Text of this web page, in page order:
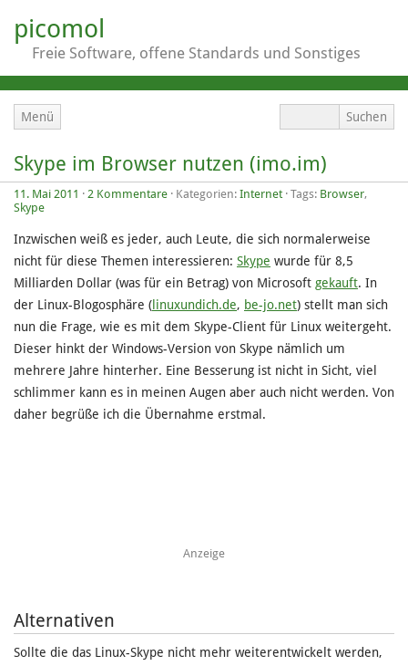
picomol
Freie Software, offene Standards und Sonstiges
Menü
Skype im Browser nutzen (imo.im)
11. Mai 2011 · 2 Kommentare · Kategorien: Internet· Tags: Browser,
Skype
Inzwischen weiß es jeder, auch Leute, die sich normalerweise
nicht für diese Themen interessieren: Skype wurde für 8,5
Milliarden Dollar (was für ein Betrag) von Microsoft gekauft. In
der Linux-Blogosphäre ( linuxundich.de, be-jo.net) stellt man sich
nun die Frage, wie es mit dem Skype-Client für Linux weitergeht.
Dieser hinkt der Windows-Version von Skype nämlich um
mehrere Jahre hinterher. Eine Besserung ist nicht in Sicht, viel
schlimmer kann es in meinen Augen aber auch nicht werden. Von
daher begrüße ich die Übernahme erstmal.
Anzeige
Alternativen
Sollte die das Linux-Skype nicht mehr weiterentwickelt werden,